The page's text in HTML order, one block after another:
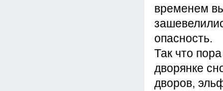
временем
опасность.
Так что
дворянке
дворов,